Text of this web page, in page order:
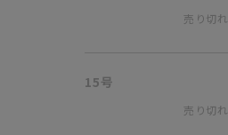
売り切れ
15号
売り切れ